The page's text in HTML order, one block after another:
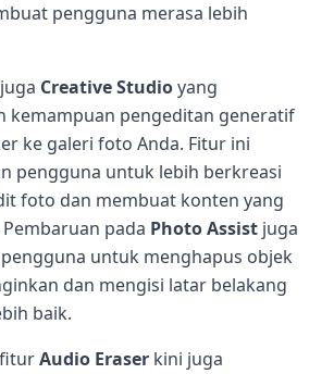
pengguna merasa lebih
Creative Studioyang
kemampuan pengeditan generatif
ke galeri foto Anda. Fitur ini
pengguna untuk lebih berkreasi
foto dan membuat konten yang
pada Photo Assist juga
untuk menghapus objek
dan mengisi latar belakang
baik.
Audio Eraser kini juga